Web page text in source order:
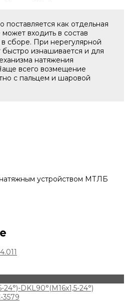
как отдельная
может входить в состав
сборе. При нерегулярной
быстро изнашивается и для
натяжения
всего возмещение
с пальцем и шаровой
устройством МТЛБ
DKL90°(M16x1,5-24°)
3579